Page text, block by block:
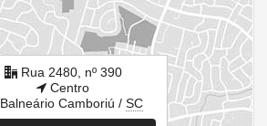
Rua 2480, nº 390
Centro
Balneário Camboriú / SC